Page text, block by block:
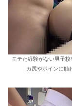
モテた経験がない男子
カ尻やボインに触